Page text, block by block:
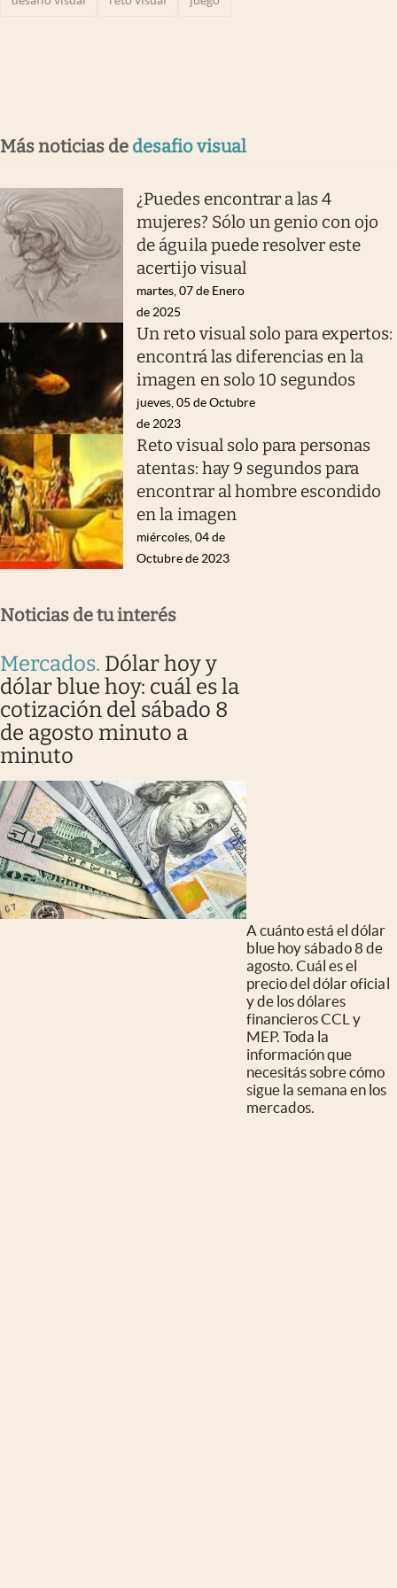
Más noticias de desafio visual
¿Puedes encontrar a las 4
mujeres? Sólo un genio con ojo
de águila puede resolver este
acertijo visual
martes, 07 de Enero
de 2025
Un reto visual solo para expertos:
encontrá las diferencias en la
imagen en solo 10 segundos
jueves, 05 de Octubre
de 2023
Reto visual solo para personas
atentas: hay 9 segundos para
encontrar al hombre escondido
en la imagen
miércoles, 04 de
Octubre de 2023
Noticias de tu interés
Mercados. Dólar hoy y
dólar blue hoy: cuál es la
cotización del sábado 8
de agosto minuto a
minuto
A cuánto está el dólar
blue hoy sábado 8 de
agosto. Cuál es el
precio del dólar oficial
y de los dólares
financieros CCL y
MEP. Toda la
información que
necesitás sobre cómo
sigue la semana en los
mercados.